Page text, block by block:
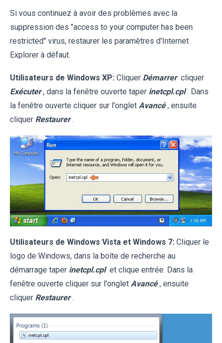
Si vous continuez à avoir des problèmes avec la
suppression des "access to your computer has been
restricted" virus, restaurer les paramètres d'Internet
Explorer à défaut.
Utilisateurs de Windows XP: Cliquer Démarrer cliquer
Exécuter , dans la fenêtre ouverte taper inetcpl.cpl . Dans
la fenêtre ouverte cliquer sur l'onglet Avancé , ensuite
cliquer Restaurer .
Utilisateurs de Windows Vista et Windows 7: Cliquer le
logo de Windows, dans la boîte de recherche au
démarrage taper inetcpl.cpl et clique entrée. Dans la
fenêtre ouverte cliquer sur l'onglet Avancé , ensuite
cliquer Restaurer .